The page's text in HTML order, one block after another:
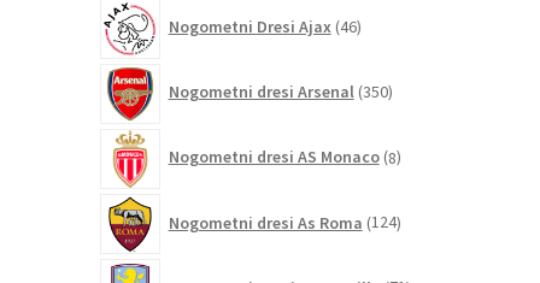
Nogometni Dresi Ajax 46izdelkov
Nogometni dresi Arsenal 350izdelkov
Nogometni dresi AS Monaco 8izdelkov
Nogometni dresi As Roma 124izdelkov